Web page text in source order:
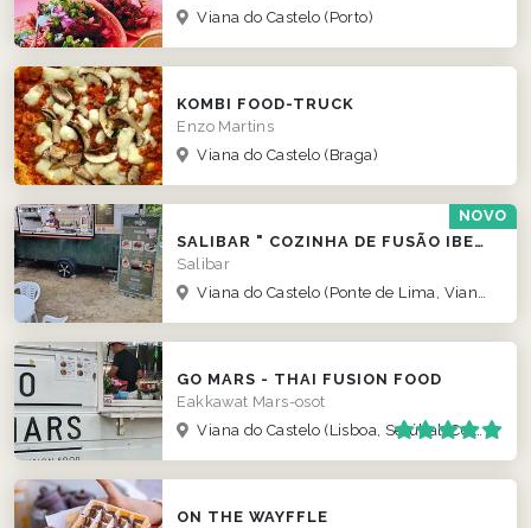
Viana do Castelo(Porto)
KOMBI FOOD-TRUCK
Enzo Martins
Viana do Castelo(Braga)
NOVO
SALIBAR " COZINHA DE FUSÃO IBERO LATINA"
Salibar
Viana do Castelo(Ponte de Lima, Viana Castelo)
GO MARS - THAI FUSION FOOD
Eakkawat Mars-osot
Viana do Castelo(Lisboa, Setúbal, Coimbra )
ON THE WAYFFLE